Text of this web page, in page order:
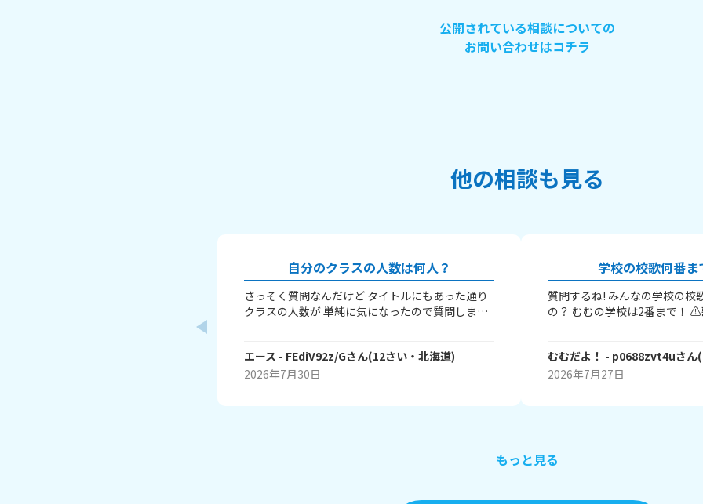
公開されている相談についての
お問い合わせはコチラ
他の相談も見る
自分のクラスの人数は何人？
さっそく質問なんだけど タイトルにもあった通り
クラスの人数が 単純に気になったので質問しまし
よ～ それではたくさんの回答を待ってます～Good
bye
エース - FEdiV92z/Gさん(12さい・ 北海道)
2026年7月30日
学校の校歌何番ま
質問するね! みんなの学校の校歌は 何番まである
の？ むむの学校は2番まで！ ⚠️歌詞とかは書かな
むむだよ！ - p0688zvt4uさん(
2026年7月27日
もっと見る